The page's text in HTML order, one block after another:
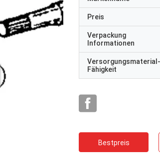
Preis
Verpackung
Informationen
Versorgungsmaterial-
Fähigkeit
Bestpreis